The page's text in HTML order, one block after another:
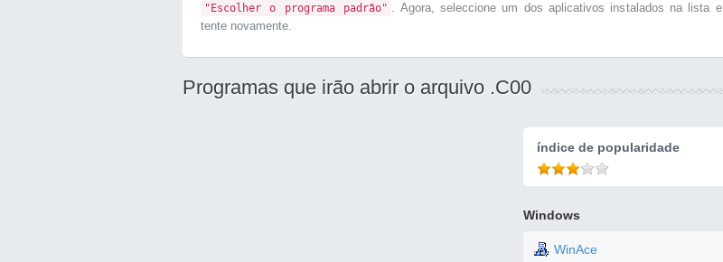
"Escolher o programa padrão" . Agora, seleccione um dos aplicativos instalados na lista e
tente novamente.
Programas que irão abrir o arquivo .C00
índice de popularidade
Windows
WinAce